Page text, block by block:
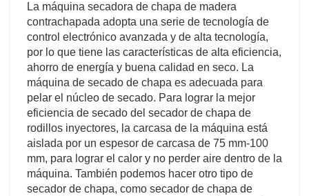
La máquina secadora de chapa de madera
contrachapada adopta una serie de tecnología de
control electrónico avanzada y de alta tecnología,
por lo que tiene las características de alta eficiencia,
ahorro de energía y buena calidad en seco. La
máquina de secado de chapa es adecuada para
pelar el núcleo de secado. Para lograr la mejor
eficiencia de secado del secador de chapa de
rodillos inyectores, la carcasa de la máquina está
aislada por un espesor de carcasa de 75 mm-100
mm, para lograr el calor y no perder aire dentro de la
máquina. También podemos hacer otro tipo de
secador de chapa, como secador de chapa de